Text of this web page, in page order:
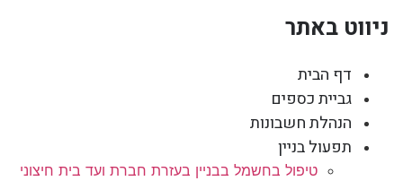
ניווט באתר
דף הבית
גביית כספים
הנהלת חשבונות
תפעול בניין
טיפול בחשמל בבניין בעזרת חברת ועד בית חיצוני